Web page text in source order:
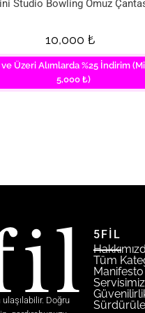
Studio Bowling Omuz
10,000₺
ve Üzeri Alımlarda %25 İndirim
5,000 ₺)
ulaşılabilir. Doğru
5FİL
Tüm
Manifesto
Servisimiz